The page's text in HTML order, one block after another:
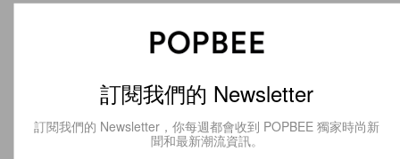
訂閱我們的 Newsletter
訂閱我們的 Newsletter，你每週都會收到 POPBEE 獨家時尚新
聞和最新潮流資訊。